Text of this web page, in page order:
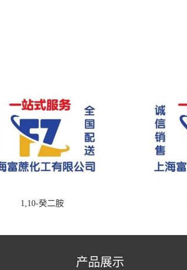
1,10-癸二胺
产品展示